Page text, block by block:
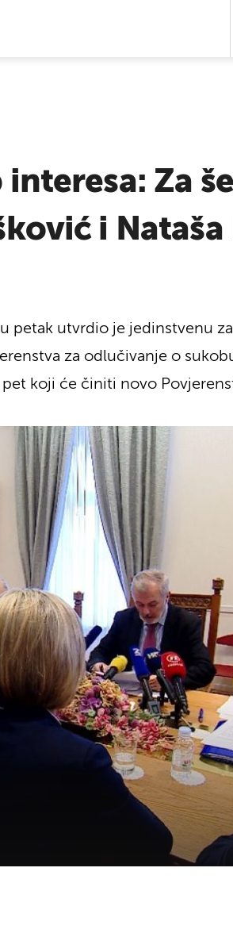
Za
i
petak utvrdio je jedinstvenu
za odlučivanje o
koji će činiti novo